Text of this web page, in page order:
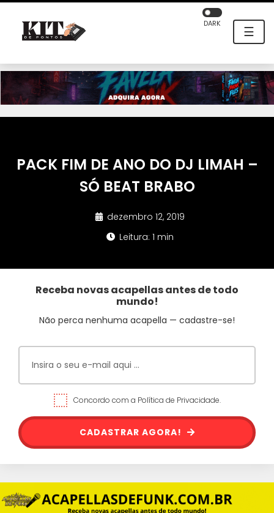
☰
DARK
PACK FIM DE ANO DO DJ LIMAH –
SÓ BEAT BRABO
dezembro 12, 2019
Leitura: 1 min
Receba novas acapellas antes de todo
mundo!
Não perca nenhuma acapella — cadastre-se!
Concordo com a Política de Privacidade.
CADASTRAR AGORA!